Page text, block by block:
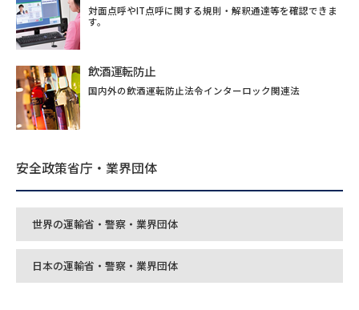
対面点呼やIT点呼に関する規則・解釈通達等を確認できま
す。
飲酒運転防止
国内外の飲酒運転防止法令インターロック関連法
安全政策省庁・業界団体
世界の運輸省・警察・業界団体
日本の運輸省・警察・業界団体